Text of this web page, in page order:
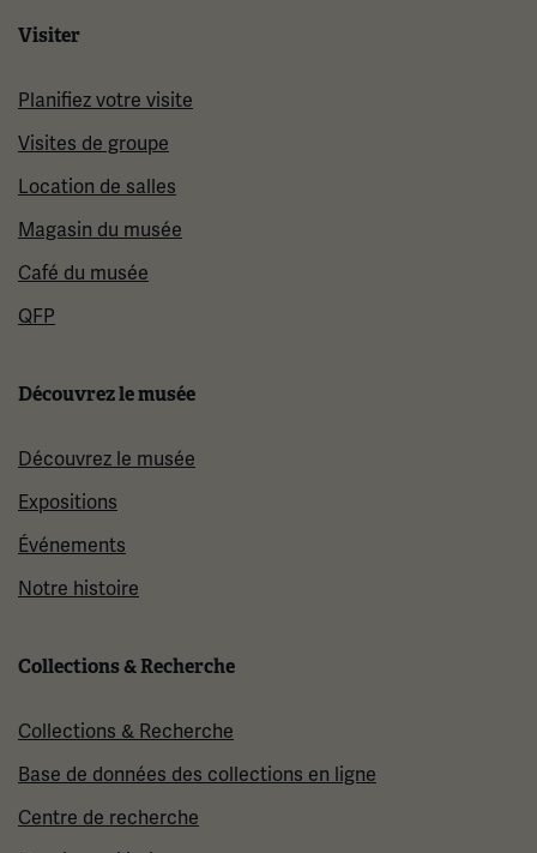
Visiter
Planifiez votre visite
Visites de groupe
Location de salles
Magasin du musée
Café du musée
QFP
Découvrez le musée
Découvrez le musée
Expositions
Événements
Notre histoire
Collections & Recherche
Collections & Recherche
Base de données des collections en ligne
Centre de recherche